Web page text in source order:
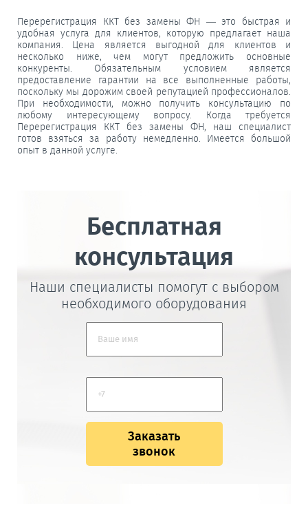
Перерегистрация ККТ без замены ФН — это быстрая и
удобная услуга для клиентов, которую предлагает наша
компания. Цена является выгодной для клиентов и
несколько ниже, чем могут предложить основные
конкуренты. Обязательным условием является
предоставление гарантии на все выполненные работы,
поскольку мы дорожим своей репутацией профессионалов.
При необходимости, можно получить консультацию по
любому интересующему вопросу. Когда требуется
Перерегистрация ККТ без замены ФН, наш специалист
готов взяться за работу немедленно. Имеется большой
опыт в данной услуге.
Бесплатная
консультация
Наши специалисты помогут с выбором
необходимого оборудования
Заказать
звонок